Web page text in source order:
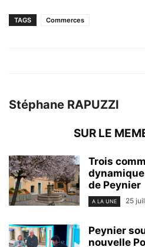
TAGS Commerces
Stéphane RAPUZZI
SUR LE
Trois
de Peynier
A LA UNE 25
Peynier
nouvelle